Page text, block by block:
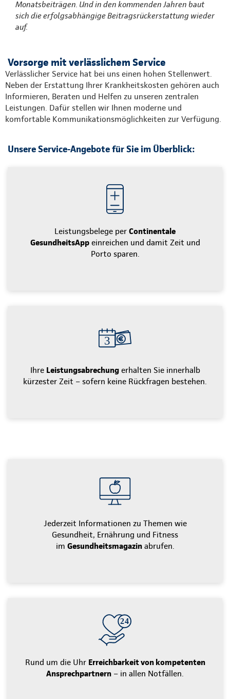
Monatsbeiträgen. Und in den kommenden Jahren baut
sich die erfolgsabhängige Beitragsrückerstattung wieder
auf.
Vorsorge mit verlässlichem Service
Verlässlicher Service hat bei uns einen hohen Stellenwert.
Neben der Erstattung Ihrer Krankheitskosten gehören auch
Informieren, Beraten und Helfen zu unseren zentralen
Leistungen. Dafür stellen wir Ihnen moderne und
komfortable Kommunikationsmöglichkeiten zur Verfügung.
Unsere Service-Angebote für Sie im Überblick:
Leistungsbelege per Continentale
GesundheitsAppeinreichen und damit Zeit und
Porto sparen.
Ihre Leistungsabrechungerhalten Sie innerhalb
kürzester Zeit – sofern keine Rückfragen bestehen.
Jederzeit Informationen zu Themen wie
Gesundheit, Ernährung und Fitness
im Gesundheitsmagazinabrufen.
Rund um die Uhr Erreichbarkeit von kompetenten
Ansprechpartnern – in allen Notfällen.